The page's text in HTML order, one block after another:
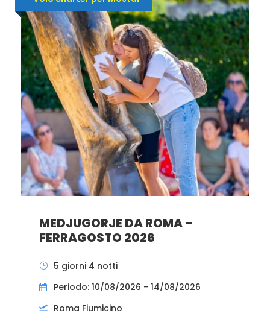
MEDJUGORJE DA ROMA –
FERRAGOSTO 2026
5 giorni 4 notti
Periodo: 10/08/2026 - 14/08/2026
Roma Fiumicino